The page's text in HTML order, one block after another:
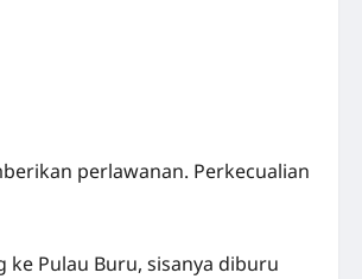
perlawanan. Perkecualian
Pulau Buru, sisanya diburu